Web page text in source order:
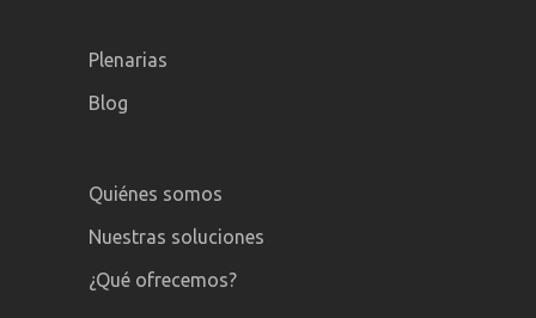
Plenarias
Blog
Quiénes somos
Nuestras soluciones
¿Qué ofrecemos?